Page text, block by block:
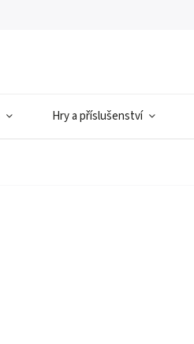
Hry a příslušenství